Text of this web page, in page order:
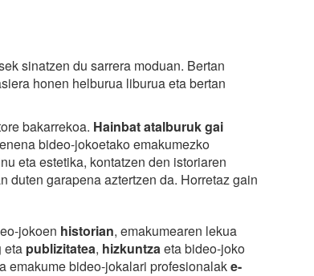
sinatzen du sarrera moduan. Bertan
honen helburua liburua eta bertan
bakarrekoa. Hainbat atalburuk gai
bideo-jokoetako emakumezko
eta estetika, kontatzen den istoriaren
duten garapena aztertzen da. Horretaz gain
jokoen historian, emakumearen lekua
eta publizitatea, hizkuntzaeta bideo-joko
emakume bideo-jokalari profesionalake-